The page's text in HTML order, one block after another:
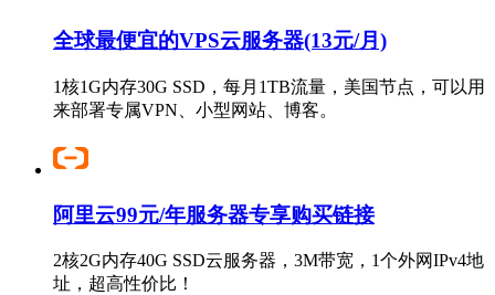
全球最便宜的VPS云服务器(13元/月)
1核1G内存30G SSD，每月1TB流量，美国节点，可以用
来部署专属VPN、小型网站、博客。
阿里云99元/年服务器专享购买链接
2核2G内存40G SSD云服务器，3M带宽，1个外网IPv4地
址，超高性价比！